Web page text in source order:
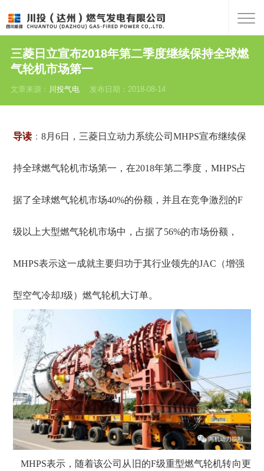
三菱日立宣布2018年第二季度继续保持全球燃
气轮机市场第一
文章来源： 川投气电 发布日期：2018-08-14
导读 ：8月6日，三菱日立动力系统公司MHPS宣布继续保
持全球燃气轮机市场第一，在2018年第二季度，MHPS占
据了全球燃气轮机市场40%的份额，并且在竞争激烈的F
级以上大型燃气轮机市场中，占据了56%的市场份额，
MHPS表示这一成就主要归功于其行业领先的JAC（增强
型空气冷却J级）燃气轮机大订单。
MHPS表示，随着该公司从旧的F级重型燃气轮机转向更